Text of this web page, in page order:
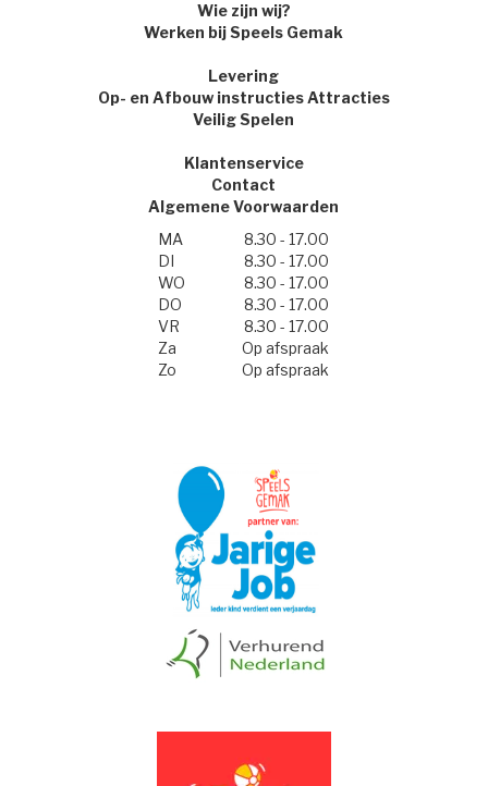
Wie zijn wij?
Werken bij Speels Gemak
Levering
Op- en Afbouw instructies Attracties
Veilig Spelen
Klantenservice
Contact
Algemene Voorwaarden
MA
8.30 - 17.00
DI
8.30 - 17.00
WO
8.30 - 17.00
DO
8.30 - 17.00
VR
8.30 - 17.00
Za
Op afspraak
Zo
Op afspraak